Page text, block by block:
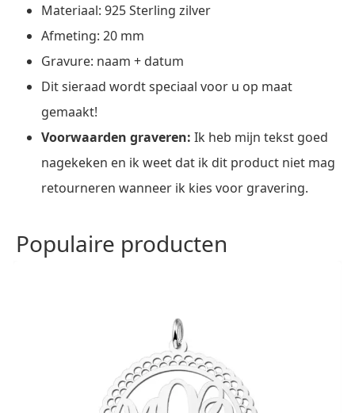
Materiaal: 925 Sterling zilver
Afmeting: 20 mm
Gravure: naam + datum
Dit sieraad wordt speciaal voor u op maat
gemaakt!
Voorwaarden graveren: Ik heb mijn tekst goed
nagekeken en ik weet dat ik dit product niet mag
retourneren wanneer ik kies voor gravering.
Populaire producten